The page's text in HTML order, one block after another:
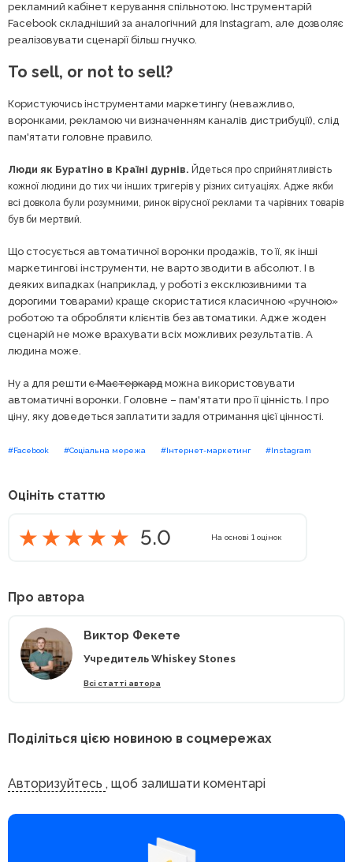
рекламний кабінет керування спільнотою. Інструментарій
Facebook складніший за аналогічний для Instagram, але дозволяє
реалізовувати сценарії більш гнучко.
To sell, or not to sell?
Користуючись інструментами маркетингу (неважливо,
воронками, рекламою чи визначенням каналів дистрибуції), слід
пам'ятати головне правило.
Люди як Буратіно в Країні дурнів. Йдеться про сприйнятливість
кожної людини до тих чи інших тригерів у різних ситуаціях. Адже якби
всі довкола були розумними, ринок вірусної реклами та чарівних товарів
був би мертвий.
Що стосується автоматичної воронки продажів, то її, як інші
маркетингові інструменти, не варто зводити в абсолют. І в
деяких випадках (наприклад, у роботі з ексклюзивними та
дорогими товарами) краще скористатися класичною «ручною»
роботою та обробляти клієнтів без автоматики. Адже жоден
сценарій не може врахувати всіх можливих результатів. А
людина може.
Ну а для решти є Мастеркард можна використовувати
автоматичні воронки. Головне – пам'ятати про її цінність. І про
ціну, яку доведеться заплатити задля отримання цієї цінності.
#Facebook #Соціальна мережа #Інтернет-маркетинг #Instagram
Оцініть статтю
5.0 На основі 1оцінок
Про автора
Виктор Фекете
Учредитель Whiskey Stones
Всі статті автора
Поділіться цією новиною в соцмережах
Авторизуйтесь , щоб залишати коментарі